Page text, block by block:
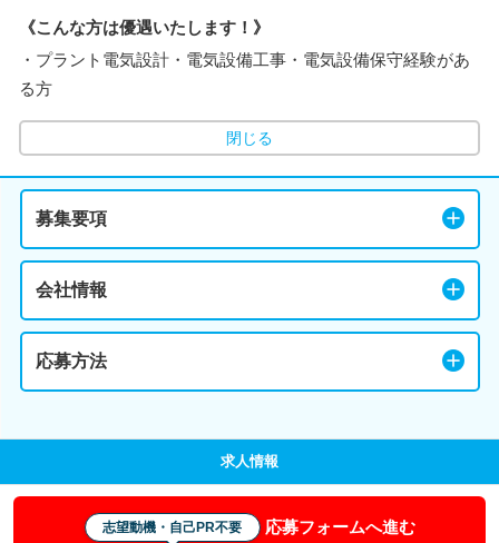
《こんな方は優遇いたします！》
・プラント電気設計・電気設備工事・電気設備保守経験があ
る方
閉じる
募集要項
会社情報
応募方法
求人情報
志望動機・自己PR不要 応募フォームへ進む